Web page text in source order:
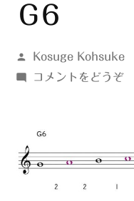
Ｇ6
投
稿
Kosuge Kohsuke
コメントをどうぞ(Ｇ